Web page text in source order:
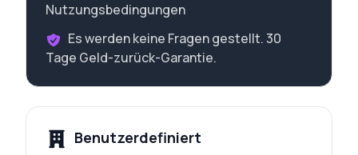
Nutzungsbedingungen
Es werden keine Fragen gestellt. 30
Tage Geld-zurück-Garantie.
Benutzerdefiniert